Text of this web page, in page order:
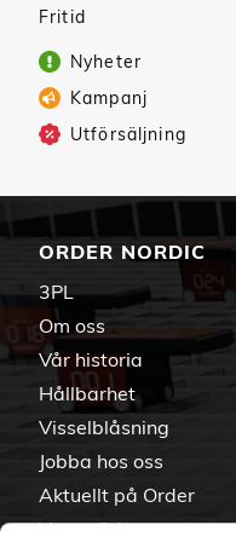
Fritid
Nyheter
Kampanj
Utförsäljning
ORDER NORDIC
3PL
Om oss
Vår historia
Hållbarhet
Visselblåsning
Jobba hos oss
Aktuellt på Order
Varumärken